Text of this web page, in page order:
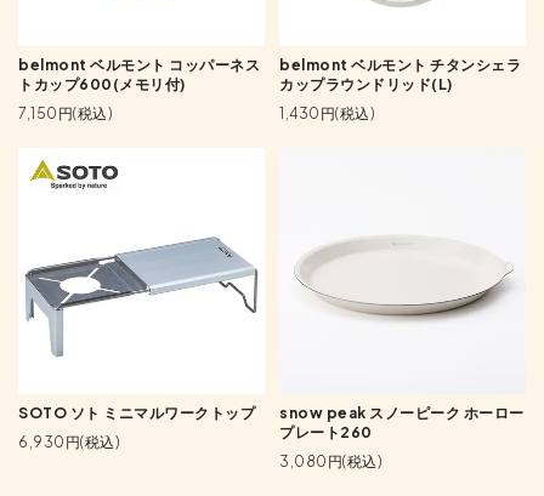
belmont ベルモント コッパーネス
トカップ600(メモリ付)
7,150円(税込)
belmont ベルモント チタンシェラ
カップラウンドリッド(L)
1,430円(税込)
SOTO ソト ミニマルワークトップ
6,930円(税込)
snow peak スノーピーク ホーロー
プレート260
3,080円(税込)